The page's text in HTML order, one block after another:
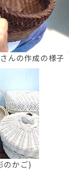
んの作成の様子
のかご)